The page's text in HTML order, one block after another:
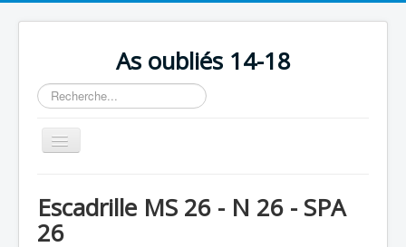
As oubliés 14-18
Rechercher
Basculer
la
Chronologie
Escadrille MS 26 - N 26 - SPA
26